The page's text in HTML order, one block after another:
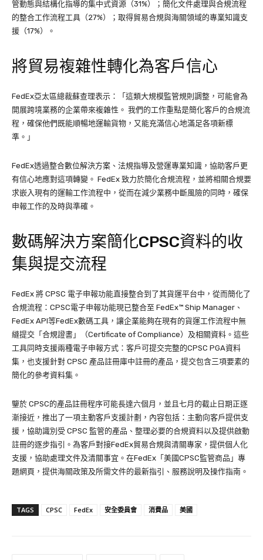
管動態與結構化指導的集中式資源（31%）；簡化文件處理與合規流程
的整合工作流程工具（27%）；取得貿易合規與海關領域的專業知識支
援（17%）。
將貿易複雜性轉化為客戶信心
FedEx亞太區總裁蘇查理表示：「這類大規模監管規則調整，可能會為
開展跨境業務的企業帶來複雜性。 我們的工作重點是簡化客戶的合規流
程，確保他們既能順暢地運輸貨物，又能充滿信心地滿足各項新標
準。」
FedEx透過整合數位解決方案、法規指導及營運專業知識，協助客戶更
有信心地應對這項轉變。 FedEx 致力於簡化合規流程，並將相關合規要
求嵌入現有的運輸工作流程中，從而在減少業務中斷風險的同時，確保
申報工作的及時與準確。
數碼解決方案簡化CPSC資料的收
集與提交流程
FedEx 將 CPSC 電子申報功能直接整合到了其貨運平台中，從而簡化了
合規流程：CPSC電子申報功能現已整合至 FedEx™ Ship Manager、
FedEx API等FedEx數碼工具，讓企業能夠在現有的貨運工作流程中無
縫提交「合規證書」（Certificate of Compliance）及相關資料。這些
工具同時支援兩種電子申報方式：客戶可提交完整的CPSC PGA資料
集，也支援針對 CPSC 產品註冊庫中註冊的產品，提交包含三項要素的
簡化的參考資料集。
鑒於 CPSC的產品註冊程序可能長達六個月，並且七月的截止日期正逐
漸接近，推出了一項主動客戶支援計劃，內容包括：主動向客戶提供支
援，協助識別受 CPSC 監管的產品、整理必要的合規資料以及提供啟動
註冊的逐步指引。為客戶對接FedEx貿易合規與清關專家，提供個人化
支援，協助處理文件及清關事宜。在FedEx「美國CPSC監管商品」專
題網頁，提供海關政策及所需文件的最新指引、服務說明及操作指南。
TAGS CPSC FedEx 安全委員會 消費品 美國